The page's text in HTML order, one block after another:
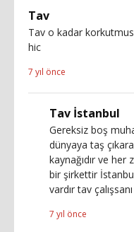
Tav
Tav o kadar
hic
7 yıl önce
Tav İstanbul
Gereksiz boş
dünyaya taş
kaynağıdır ve her
bir şirkettir
vardır tav
7 yıl önce